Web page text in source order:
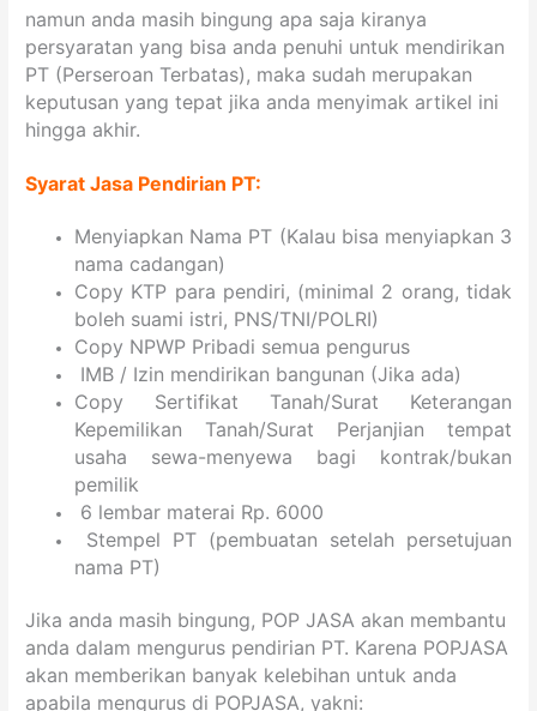
namun anda masih bingung apa saja kiranya
persyaratan yang bisa anda penuhi untuk mendirikan
PT (Perseroan Terbatas), maka sudah merupakan
keputusan yang tepat jika anda menyimak artikel ini
hingga akhir.
Syarat Jasa Pendirian PT:
Menyiapkan Nama PT (Kalau bisa menyiapkan 3
nama cadangan)
Copy KTP para pendiri, (minimal 2 orang, tidak
boleh suami istri, PNS/TNI/POLRI)
Copy NPWP Pribadi semua pengurus
IMB / Izin mendirikan bangunan (Jika ada)
Copy Sertifikat Tanah/Surat Keterangan
Kepemilikan Tanah/Surat Perjanjian tempat
usaha sewa-menyewa bagi kontrak/bukan
pemilik
6 lembar materai Rp. 6000
Stempel PT (pembuatan setelah persetujuan
nama PT)
Jika anda masih bingung, POP JASA akan membantu
anda dalam mengurus pendirian PT. Karena POPJASA
akan memberikan banyak kelebihan untuk anda
apabila mengurus di POPJASA, yakni: